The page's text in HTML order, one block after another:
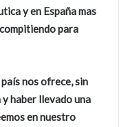
y en España mas
para
nos ofrece, sin
haber llevado una
en nuestro